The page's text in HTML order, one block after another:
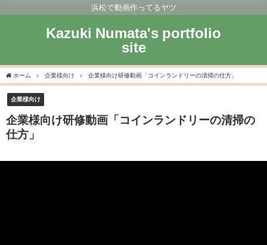
浜松で動画作ってるヤツ
Kazuki Numata's portfolio
site
ホーム 企業様向け 企業様向け研修動画「コインランドリーの清掃の仕方」
企業様向け
企業様向け研修動画「コインランドリーの清掃の
仕方」